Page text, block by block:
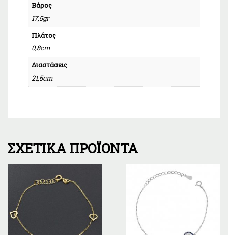
Βάρος
17,5gr
Πλάτος
0,8cm
Διαστάσεις
21,5cm
ΣΧΕΤΙΚΆ ΠΡΟΪΌΝΤΑ